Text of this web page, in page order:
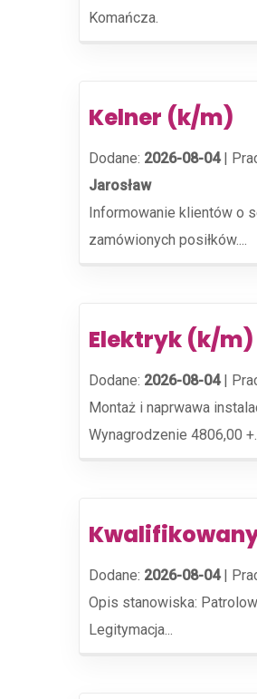
Komańcza.
Kelner (k/m)
Dodane: 2026-08-04|
Jarosław
Informowanie klientów o
zamówionych posiłków....
Elektryk (k/m)
Dodane: 2026-08-04|
Montaż i naprwawa
Wynagrodzenie 4806,00
Dodane: 2026-08-04|
Opis stanowiska:
Legitymacja...